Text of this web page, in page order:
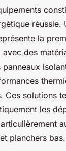
réussie.
la
des
Ces solutions
les
planchers bas.